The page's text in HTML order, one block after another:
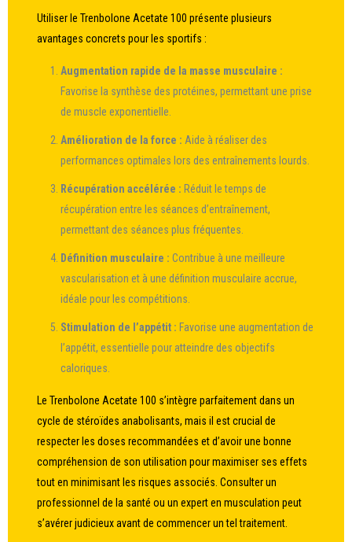
Utiliser le Trenbolone Acetate 100 présente plusieurs
avantages concrets pour les sportifs :
Augmentation rapide de la masse musculaire :
Favorise la synthèse des protéines, permettant une prise
de muscle exponentielle.
Amélioration de la force : Aide à réaliser des
performances optimales lors des entraînements lourds.
Récupération accélérée : Réduit le temps de
récupération entre les séances d’entraînement,
permettant des séances plus fréquentes.
Définition musculaire : Contribue à une meilleure
vascularisation et à une définition musculaire accrue,
idéale pour les compétitions.
Stimulation de l’appétit : Favorise une augmentation de
l’appétit, essentielle pour atteindre des objectifs
caloriques.
Le Trenbolone Acetate 100 s’intègre parfaitement dans un
cycle de stéroïdes anabolisants, mais il est crucial de
respecter les doses recommandées et d’avoir une bonne
compréhension de son utilisation pour maximiser ses effets
tout en minimisant les risques associés. Consulter un
professionnel de la santé ou un expert en musculation peut
s’avérer judicieux avant de commencer un tel traitement.